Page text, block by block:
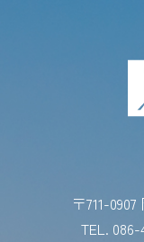
〒711-
TEL. 086-